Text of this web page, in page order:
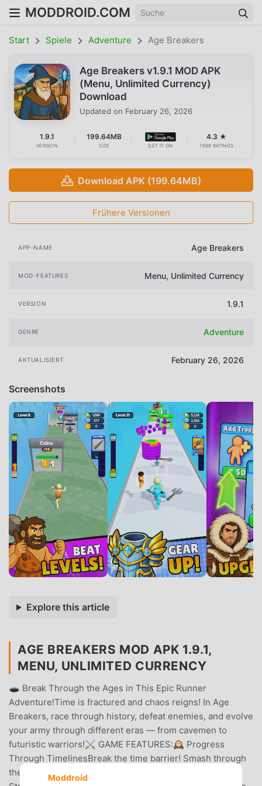
MODDROID.COM
Start Spiele Adventure Age Breakers
Age Breakers v1.9.1 MOD APK
(Menu, Unlimited Currency)
Download
Updated on February 26, 2026
1.9.1
VERSION
199.64MB
SIZE GET IT ON
4.3 ★
1698 RATINGS
Download APK (199.64MB)
Frühere Versionen
APP-NAME Age Breakers
MOD-FEATURES Menu, Unlimited Currency
VERSION 1.9.1
GENRE Adventure
AKTUALISIERT February 26, 2026
Screenshots
Explore this article
AGE BREAKERS MOD APK 1.9.1,
MENU, UNLIMITED CURRENCY
🕳️ Break Through the Ages in This Epic Runner
Adventure!Time is fractured and chaos reigns! In Age
Breakers, race through history, defeat enemies, and evolve
your army through different eras — from cavemen to
futuristic warriors!⚔️ GAME FEATURES:🕰 Progress
Through TimelinesBreak the time barrier! Smash through
the Stone Age, Medieval times, Space Age and more.🧠
Moddroid